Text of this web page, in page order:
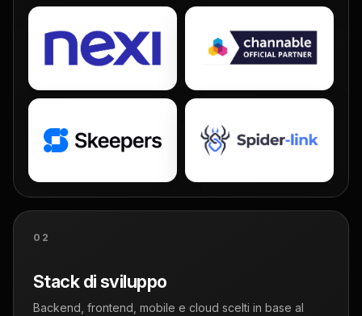
02
Stack di sviluppo
Backend, frontend, mobile e cloud scelti in base al